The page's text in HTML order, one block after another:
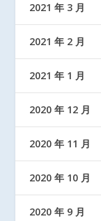
2021 年 3 月
2021 年 2 月
2021 年 1 月
2020 年 12 月
2020 年 11 月
2020 年 10 月
2020 年 9 月